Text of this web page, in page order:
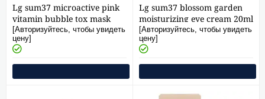
Lg sum37 microactive pink
vitamin bubble tox mask
[4mlx50ea]
[Авторизуйтесь, чтобы увидеть
цену]
Lg sum37 blossom garden
moisturizing eye cream 20ml
[Авторизуйтесь, чтобы увидеть
цену]